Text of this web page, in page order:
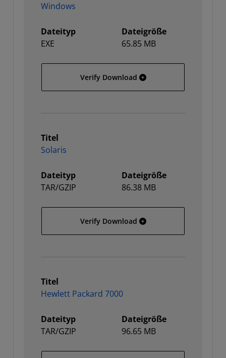
Windows
Dateityp
EXE
Dateigröße
65.85 MB
Verify Download Windows
Titel
Solaris
Dateityp
TAR/GZIP
Dateigröße
86.38 MB
Verify Download Solaris
Titel
Hewlett Packard 7000
Dateityp
TAR/GZIP
Dateigröße
96.65 MB